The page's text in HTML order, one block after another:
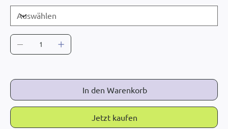
In den Warenkorb
Jetzt kaufen